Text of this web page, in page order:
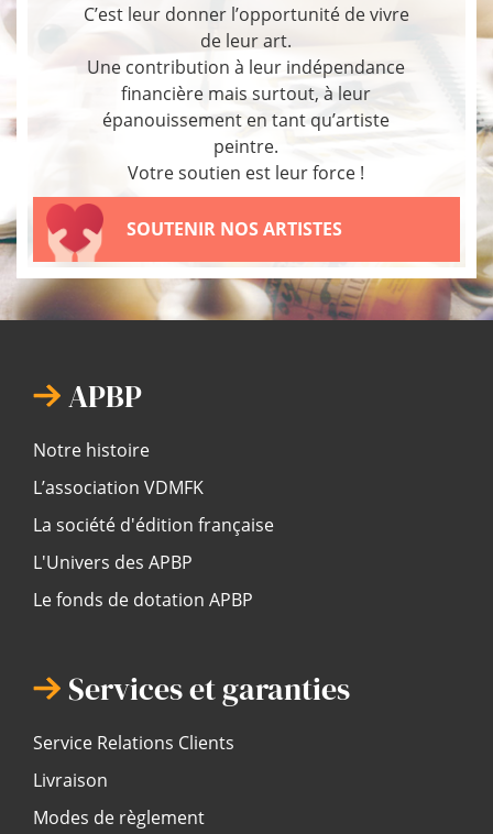
C’est leur donner l’opportunité de vivre
de leur art.
Une contribution à leur indépendance
financière mais surtout, à leur
épanouissement en tant qu’artiste
peintre.
Votre soutien est leur force !
SOUTENIR NOS ARTISTES
APBP
Notre histoire
L’association VDMFK
La société d'édition française
L'Univers des APBP
Le fonds de dotation APBP
Services et garanties
Service Relations Clients
Livraison
Modes de règlement